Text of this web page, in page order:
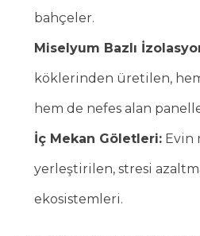
bahçeler.
Miselyum Bazlı
köklerinden üretilen,
hem de nefes alan
İç Mekan Göletleri: Evin
yerleştirilen, stresi
ekosistemleri.